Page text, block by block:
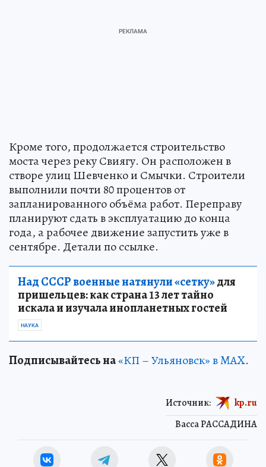
Кроме того, продолжается строительство
моста через реку Свиягу. Он расположен в
створе улиц Шевченко и Смычки. Строители
выполнили почти 80 процентов от
запланированного объёма работ. Переправу
планируют сдать в эксплуатацию до конца
года, а рабочее движение запустить уже в
сентябре. Детали по ссылке.
Над СССР военные натянули «сетку»для
пришельцев: как страна 13 лет тайно
искала и изучала инопланетных гостей
НАУКА
Подписывайтесь на«КП – Ульяновск» в MAX.
Васса РАССАДИНА
Источник: kp.ru